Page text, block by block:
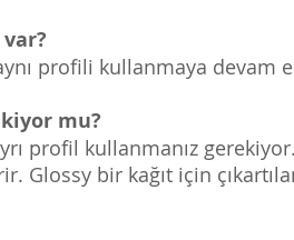
profili kullanmaya devam
mu?
profil kullanmanız
Glossy bir kağıt için